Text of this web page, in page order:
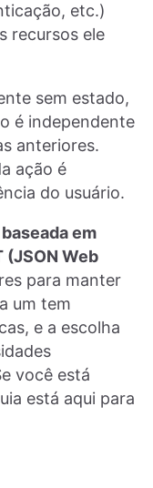
etc.)
recursos ele
sem estado,
é independente
anteriores.
ação é
do usuário.
baseada em
(JSON Web
para manter
um tem
e a escolha
você está
está aqui para